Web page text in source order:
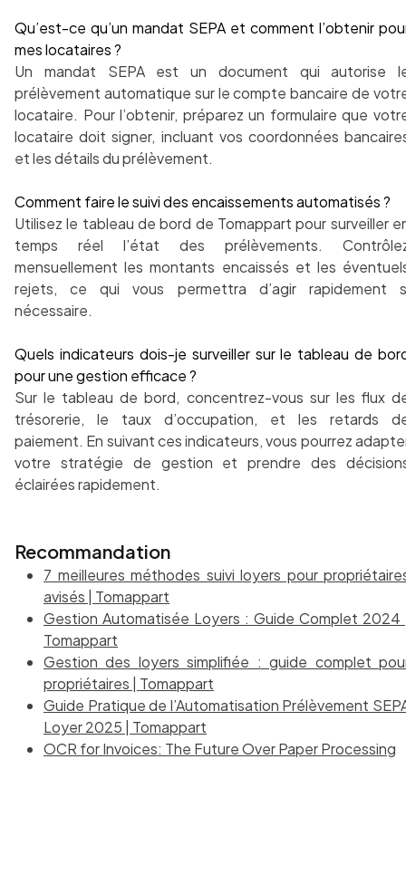
Qu’est-ce qu’un mandat SEPA et comment l’obtenir
mes locataires ?
Un mandat SEPA est un document qui autorise
prélèvement automatique sur le compte bancaire de
locataire. Pour l’obtenir, préparez un formulaire que
locataire doit signer, incluant vos coordonnées
et les détails du prélèvement.
Comment faire le suivi des encaissements automatisés ?
Utilisez le tableau de bord de Tomappart pour surveiller
temps réel l’état des prélèvements.
mensuellement les montants encaissés et les
rejets, ce qui vous permettra d’agir rapidement
nécessaire.
Quels indicateurs dois-je surveiller sur le tableau de
pour une gestion efficace ?
Sur le tableau de bord, concentrez-vous sur les flux
trésorerie, le taux d’occupation, et les retards
paiement. En suivant ces indicateurs, vous pourrez
votre stratégie de gestion et prendre des
éclairées rapidement.
Recommandation
7 meilleures méthodes suivi loyers pour
avisés | Tomappart
Gestion Automatisée Loyers : Guide Complet 2024
Tomappart
Gestion des loyers simplifiée : guide complet
propriétaires | Tomappart
Guide Pratique de l’Automatisation Prélèvement
Loyer 2025 | Tomappart
OCR for Invoices: The Future Over Paper Processing